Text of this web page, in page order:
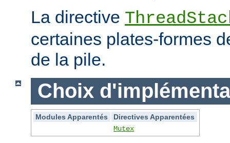
La directive
certaines plates-formes
de la pile.
Choix
Modules Apparentés
Directives Apparentées
Mutex